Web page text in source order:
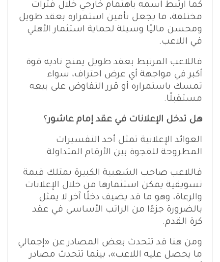
كما ارتبط اسمه باهتمام خارجي خلال فترات
مختلفة، ما يجعل تأمين استمراره بعقد طويل
ومحسن ماليًا وسيلة لحماية استثمار الأهلي
في اللاعب.
فاللاعب المرتبط بعقد طويل يمنح ناديه قوة
أكبر في مواجهة أي عرض احتراف، سواء
تمسك باستمراره أو قرر التفاوض على بيعه
مستقبلًا.
هل تدخل الإعلانات في عقد إمام عاشور؟
العوائد الإعلانية تمثل أحد التفسيرات
المطروحة للفجوة بين الأرقام المتداولة.
فاللاعب صاحب الشعبية الكبيرة يمتلك قيمة
تسويقية يمكن استثمارها من خلال الإعلانات
والرعاة، وهو ما قد يضيف دخلًا آخر لا يمثل
بالضرورة جزءًا من الراتب الأساسي في عقد
كرة القدم.
ومن هنا قد تتحدث بعض المصادر عن «إجمالي
ما يحصل عليه اللاعب»، بينما تتحدث مصادر